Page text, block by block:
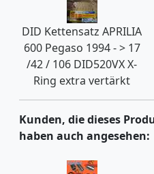
DID Kettensatz APRILIA
600 Pegaso 1994 - > 17
/42 / 106 DID520VX X-
Ring extra vertärkt
Kunden, die dieses
haben auch angesehen: